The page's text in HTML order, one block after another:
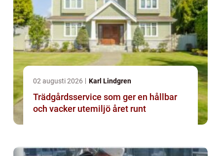
02 augusti 2026 Karl Lindgren
Trädgårdsservice som ger en hållbar
och vacker utemiljö året runt